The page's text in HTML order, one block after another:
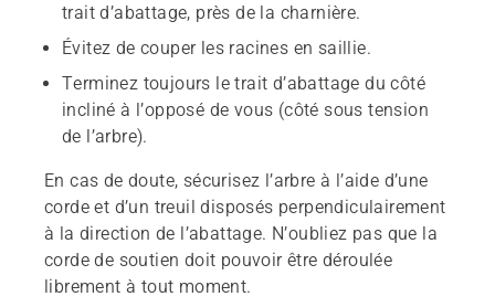
trait d’abattage, près de la charnière.
Évitez de couper les racines en saillie.
Terminez toujours le trait d’abattage du côté
incliné à l’opposé de vous (côté sous tension
de l’arbre).
En cas de doute, sécurisez l’arbre à l’aide d’une
corde et d’un treuil disposés perpendiculairement
à la direction de l’abattage. N’oubliez pas que la
corde de soutien doit pouvoir être déroulée
librement à tout moment.